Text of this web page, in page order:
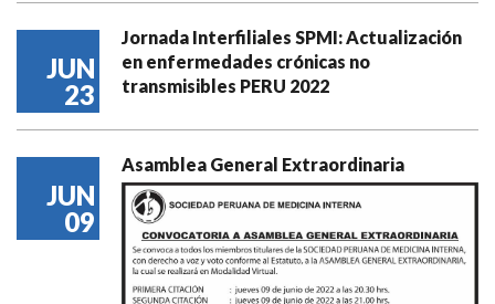
JUN
23
Jornada Interfiliales SPMI: Actualización
en enfermedades crónicas no
transmisibles PERU 2022
JUN
09
Asamblea General Extraordinaria